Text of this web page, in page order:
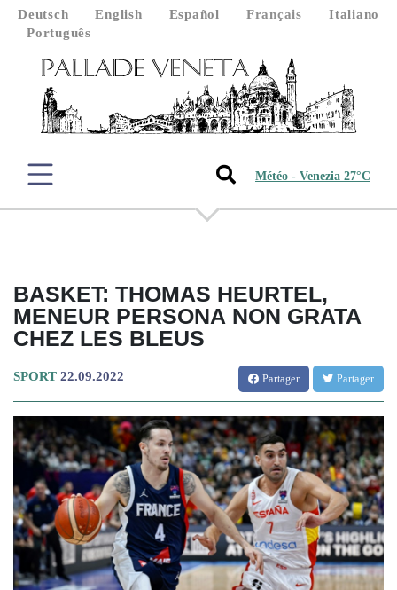
Deutsch English Español Français
Italiano
Português
Météo - Venezia 27°C
BASKET: THOMAS HEURTEL,
MENEUR PERSONA NON GRATA
CHEZ LES BLEUS
SPORT 22.09.2022 Partager Partager